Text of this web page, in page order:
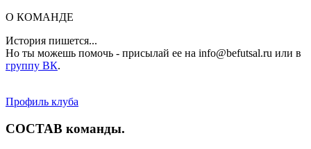
О КОМАНДЕ
История пишется...
Но ты можешь помочь - присылай ее на info@befutsal.ru или в
группу ВК.
Профиль клуба
СОСТАВ команды.